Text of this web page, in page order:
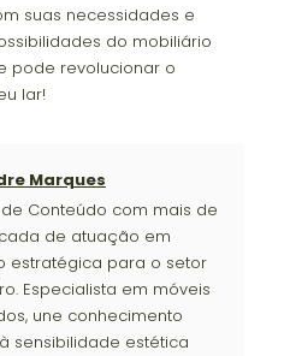
suas necessidades e
do mobiliário
pode revolucionar o
lar!
Marques
Conteúdo com mais de
de atuação em
estratégica para o setor
Especialista em móveis
une conhecimento
sensibilidade estética